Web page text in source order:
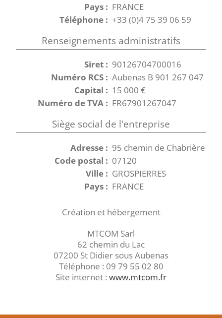
Pays : FRANCE
Téléphone : +33 (0)4 75 39 06 59
Renseignements administratifs
Siret : 90126704700016
Numéro RCS : Aubenas B 901 267 047
Capital : 15 000 €
Numéro de TVA : FR67901267047
Siège social de l'entreprise
Adresse : 95 chemin de Chabrière
Code postal : 07120
Ville : GROSPIERRES
Pays : FRANCE
Création et hébergement
MTCOM Sarl
62 chemin du Lac
07200 St Didier sous Aubenas
Téléphone : 09 79 55 02 80
Site internet : www.mtcom.fr